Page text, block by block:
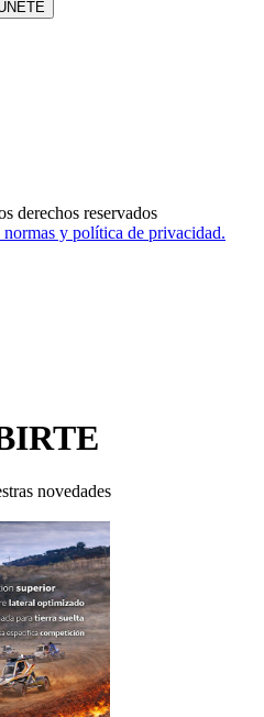
derechos reservados
y política de privacidad.
novedades